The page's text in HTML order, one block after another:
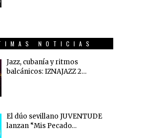
NOTICIAS
Jazz, cubanía y ritmos
balcánicos: IZNAJAZZ 2…
El dúo sevillano JUVENTUDE
lanzan “Mis Pecado…